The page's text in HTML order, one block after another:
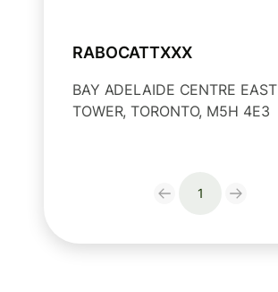
RABOCATTXXX
BAY ADELAIDE CENTRE EAST
TOWER, TORONTO, M5H 4E3
1